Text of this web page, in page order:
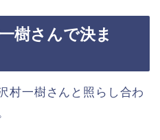
樹さんで決ま
村一樹さんと照らし合わ